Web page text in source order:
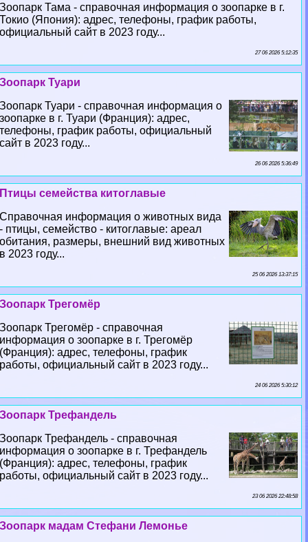
Зоопарк Тама - справочная информация о зоопарке в г.
Токио (Япония): адрес, телефоны, график работы,
официальный сайт в 2023 году...
27 06 2026 5:12:35
Зоопарк Туари
Зоопарк Туари - справочная информация о
зоопарке в г. Туари (Франция): адрес,
телефоны, график работы, официальный
сайт в 2023 году...
26 06 2026 5:36:49
Птицы семейства китоглавые
Справочная информация о животных вида
- птицы, семейство - китоглавые: ареал
обитания, размеры, внешний вид животных
в 2023 году...
25 06 2026 13:37:15
Зоопарк Трегомёр
Зоопарк Трегомёр - справочная
информация о зоопарке в г. Трегомёр
(Франция): адрес, телефоны, график
работы, официальный сайт в 2023 году...
24 06 2026 5:30:12
Зоопарк Трефандель
Зоопарк Трефандель - справочная
информация о зоопарке в г. Трефандель
(Франция): адрес, телефоны, график
работы, официальный сайт в 2023 году...
23 06 2026 22:48:58
Зоопарк мадам Стефани Лемонье